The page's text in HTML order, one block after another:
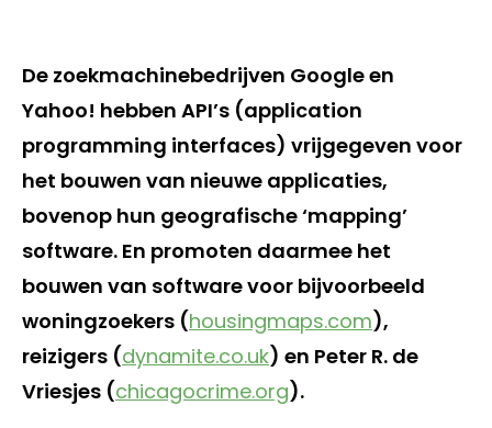
De zoekmachinebedrijven Google en
Yahoo! hebben API’s (application
programming interfaces) vrijgegeven voor
het bouwen van nieuwe applicaties,
bovenop hun geografische ‘mapping’
software. En promoten daarmee het
bouwen van software voor bijvoorbeeld
woningzoekers (housingmaps.com),
reizigers (dynamite.co.uk) en Peter R. de
Vriesjes (chicagocrime.org).